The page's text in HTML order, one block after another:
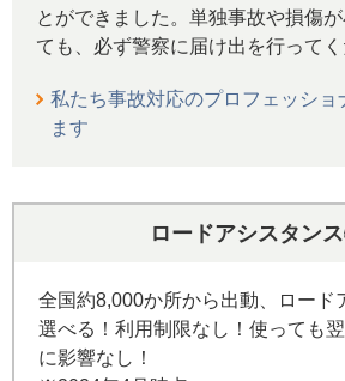
とができました。単独事故や損傷
ても、必ず警察に届け出を行ってく
私たち事故対応のプロフェッショ
ます
ロードアシスタン
全国約8,000か所から出動、ロード
選べる！利用制限なし！使っても
に影響なし！